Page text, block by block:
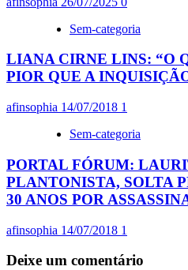
Sem-categoria
LIANA CIRNE LINS: “O
PIOR QUE A
afinsophia 14/07/2018 1
Sem-categoria
PORTAL FÓRUM:
PLANTONISTA, SOLTA
30 ANOS POR
afinsophia 14/07/2018 1
Deixe um comentário